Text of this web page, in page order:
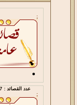
;
عدد القصائد : 47
;